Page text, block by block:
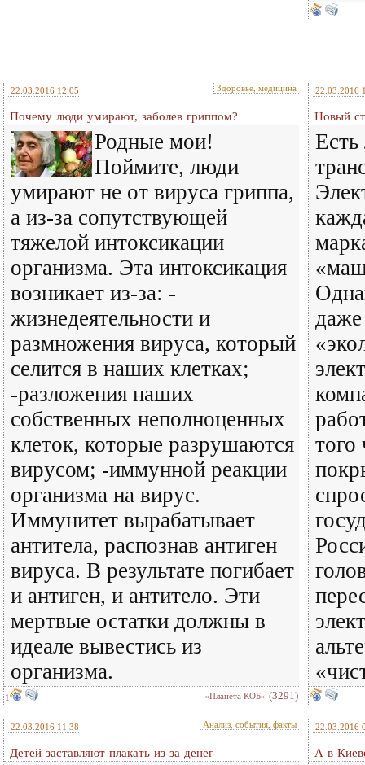
22.03.2016 12:05 Здоровье, медицина
Почему люди умирают, заболев гриппом?
Родные мои!
Поймите, люди
умирают не от вируса гриппа,
а из-за сопутствующей
тяжелой интоксикации
организма. Эта интоксикация
возникает из-за: -
жизнедеятельности и
размножения вируса, который
селится в наших клетках;
-разложения наших
собственных неполноценных
клеток, которые разрушаются
вирусом; -иммунной реакции
организма на вирус.
Иммунитет вырабатывает
антитела, распознав антиген
вируса. В результате погибает
и антиген, и антитело. Эти
мертвые остатки должны в
идеале вывестись из
организма.
1 «Планета КОБ» (3291)
22.03.2016
Новый
Есть
даже
того
22.03.2016 11:38 Анализ, события, факты
Детей заставляют плакать из-за денег
22.03.2016
А в